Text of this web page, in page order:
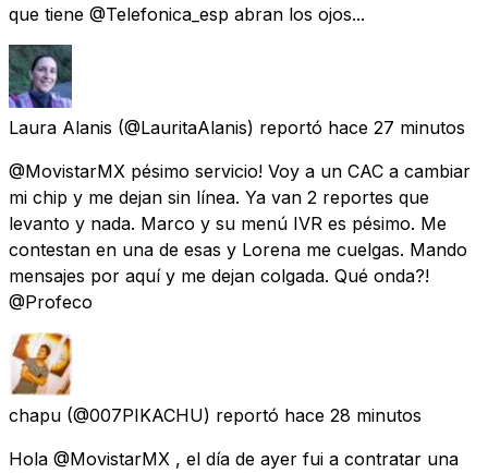
que tiene @Telefonica_esp abran los ojos...
Laura Alanis (@LauritaAlanis) reportó hace 27 minutos
@MovistarMX pésimo servicio! Voy a un CAC a cambiar
mi chip y me dejan sin línea. Ya van 2 reportes que
levanto y nada. Marco y su menú IVR es pésimo. Me
contestan en una de esas y Lorena me cuelgas. Mando
mensajes por aquí y me dejan colgada. Qué onda?!
@Profeco
chapu (@007PIKACHU) reportó hace 28 minutos
Hola @MovistarMX , el día de ayer fui a contratar una